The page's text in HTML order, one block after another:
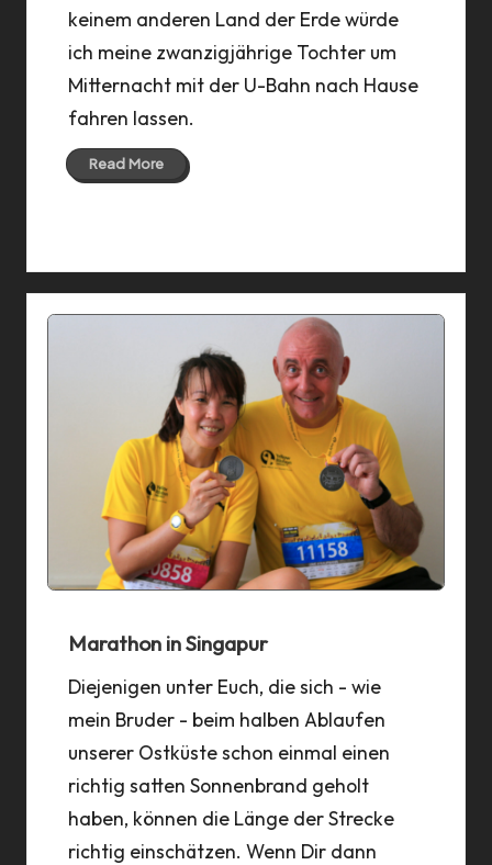
keinem anderen Land der Erde würde
ich meine zwanzigjährige Tochter um
Mitternacht mit der U-Bahn nach Hause
fahren lassen.
Read More
Marathon in Singapur
Diejenigen unter Euch, die sich - wie
mein Bruder - beim halben Ablaufen
unserer Ostküste schon einmal einen
richtig satten Sonnenbrand geholt
haben, können die Länge der Strecke
richtig einschätzen. Wenn Dir dann